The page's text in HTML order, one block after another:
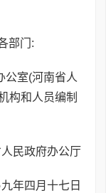
部门:
室(河南省人
构和人员编制
民政府办公厅
年四月十七日